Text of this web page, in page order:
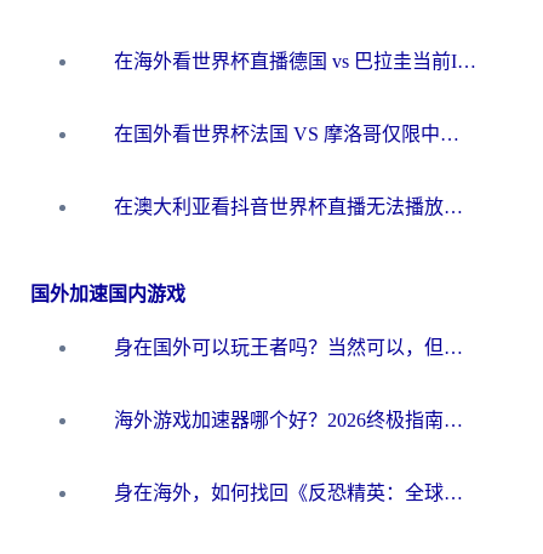
在海外看世界杯直播德国 vs 巴拉圭当前IP受限制？这篇指南帮你轻松解决地区限制
在国外看世界杯法国 VS 摩洛哥仅限中国大陆？别让地域限制拦下你的欢呼
在澳大利亚看抖音世界杯直播无法播放？海外党体育观赛终极指南来了！
国外加速国内游戏
身在国外可以玩王者吗？当然可以，但你需要这份“加速”指南
海外游戏加速器哪个好？2026终极指南帮你畅玩国服+解决卡顿难题
身在海外，如何找回《反恐精英：全球攻势》国服的丝滑手感？一份给你的终极指南